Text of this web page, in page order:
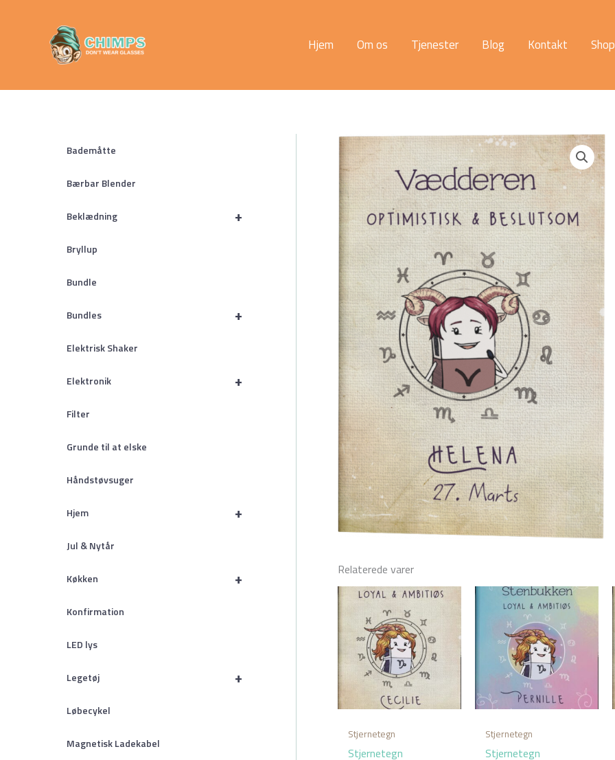
Hjem Om os Tjenester Blog Kontakt Shop
Bademåtte
Bærbar Blender
+
Beklædning
Bryllup
Bundle
+
Bundles
Elektrisk Shaker
+
Elektronik
Filter
Grunde til at elske
Håndstøvsuger
+
Hjem
Jul & Nytår
+
Køkken
Konfirmation
LED lys
+
Legetøj
Løbecykel
Magnetisk Ladekabel
Relaterede varer
Stjernetegn
Stjernetegn
Stjernetegn
Stjernetegn